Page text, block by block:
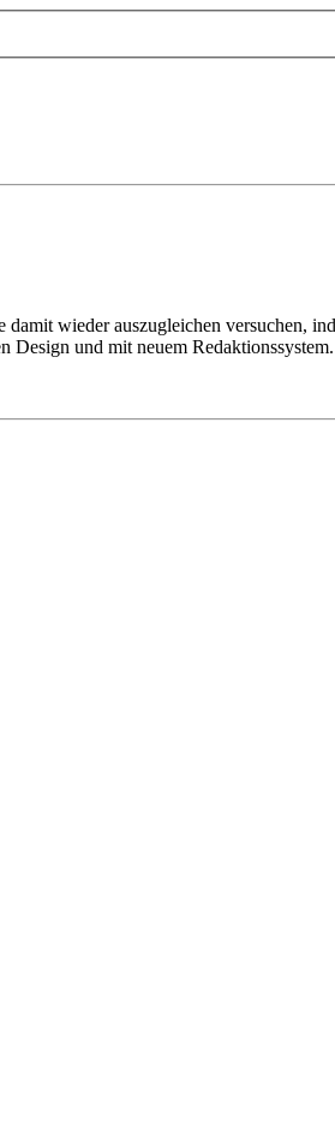
wieder auszugleichen versuchen,
Design und mit neuem